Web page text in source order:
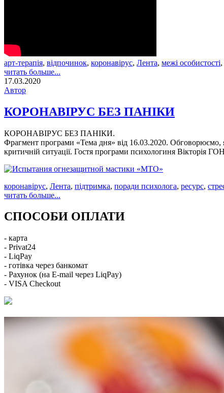
арт-терапія, відпочинок, коронавірус, Лента, межі особистості,
читать больше...
17.03.2020
Автор
КОРОНАВІРУС БЕЗ ПАНІКИ
КОРОНАВІРУС БЕЗ ПАНІКИ.
Фрагмент програми «Тема дня» від 16.03.2020. Обговорюємо,
критичній ситуації. Гостя програми психологиня Вікторія
коронавірус, Лента, підтримка, поради психолога, ресурс,
читать больше...
СПОСОБИ ОПЛАТИ
- карта
- Privat24
- LiqPay
- готівка через банкомат
- Рахунок (на E-mail через LiqPay)
- VISA Checkout